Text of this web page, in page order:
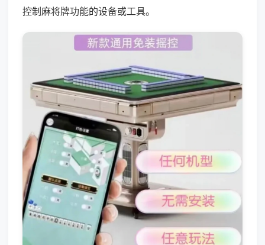
控制麻将牌功能的设备或工具。